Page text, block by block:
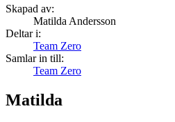
Skapad av:
Matilda Andersson
Deltar i:
Team Zero
Samlar in till:
Team Zero
Matilda